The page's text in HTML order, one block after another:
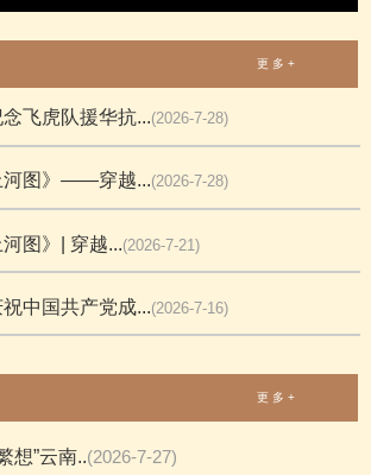
更 多 +
飞虎队援华抗...(2026-7-28)
河图》——穿越...(2026-7-28)
图》| 穿越...(2026-7-21)
中国共产党成...(2026-7-16)
更 多 +
想”云南..(2026-7-27)